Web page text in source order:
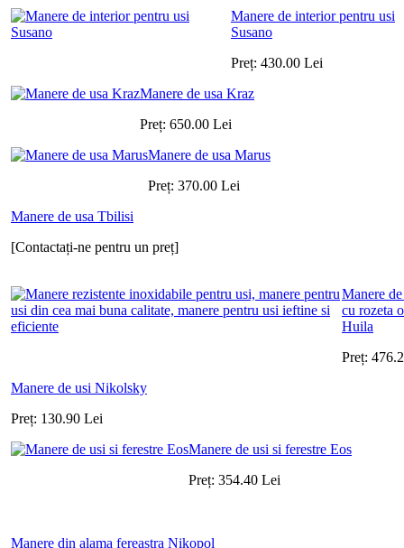
Manere de interior pentru usi
Susano
Preț: 430.00 Lei
Manere de usa Kraz
Preț: 650.00 Lei
Manere de usa Marus
Preț: 370.00 Lei
Manere de usa Tbilisi
[Contactați-ne pentru un preț]
Manere
cu rozeta
Huila
Preț:
Manere de usi Nikolsky
Preț: 130.90 Lei
Manere de usi si ferestre Eos
Preț: 354.40 Lei
Manere din alama fereastra Nikopol